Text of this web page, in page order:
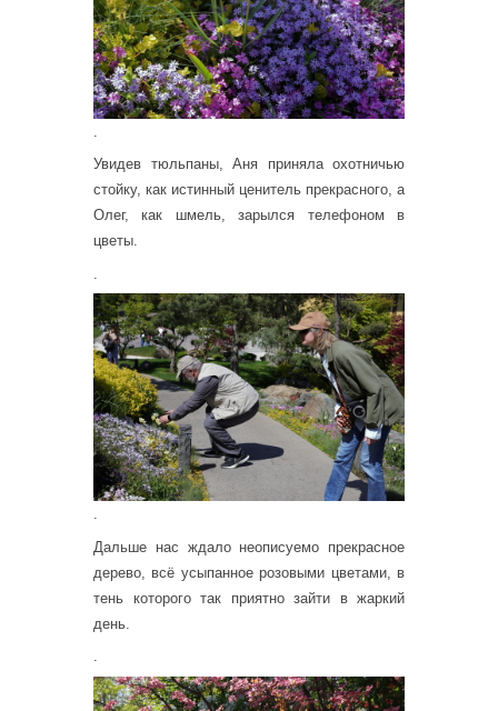
Увидев тюльпаны, Аня приняла охотничью
стойку, как истинный ценитель прекрасного, а
Олег, как шмель, зарылся телефоном в
цветы.
.
Дальше нас ждало неописуемо прекрасное
дерево, всё усыпанное розовыми цветами, в
тень которого так приятно зайти в жаркий
день.
.